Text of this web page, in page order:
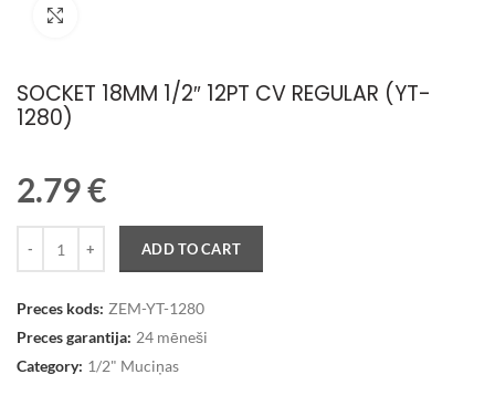
SOCKET 18MM 1/2″ 12PT CV REGULAR (YT-
1280)
2.79€
ADD TO CART
Preces kods: ZEM-YT-1280
Preces garantija: 24 mēneši
Category: 1/2" Muciņas